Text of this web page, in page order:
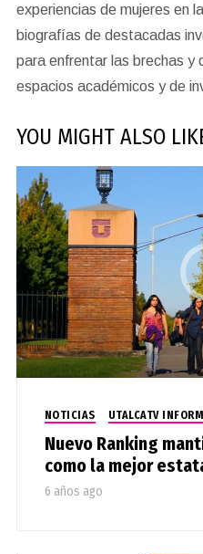
experiencias de mujeres en
biografías de destacadas
para enfrentar las brechas y
espacios académicos y de
YOU MIGHT ALSO
NOTICIAS UTALCATV
Nuevo Ranking
como la mejor
6 años ago